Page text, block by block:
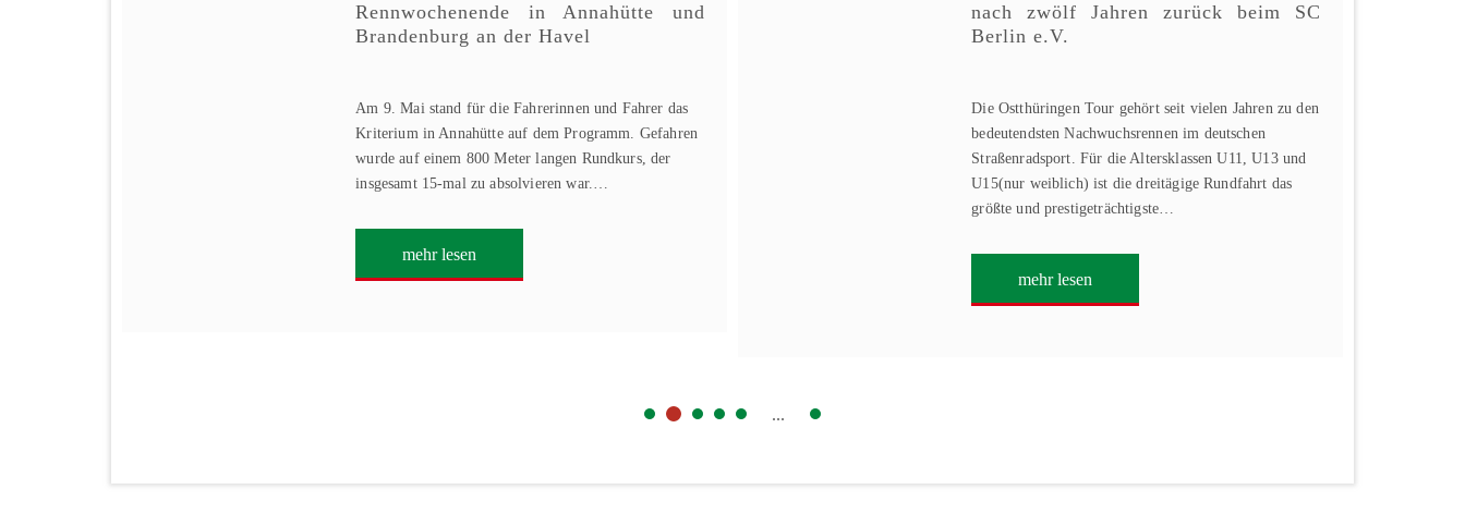
Rennwochenende in Annahütte und
Brandenburg an der Havel
Am 9. Mai stand für die Fahrerinnen und Fahrer das
Kriterium in Annahütte auf dem Programm. Gefahren
wurde auf einem 800 Meter langen Rundkurs, der
insgesamt 15-mal zu absolvieren war.…
mehr lesen
nach zwölf Jahren zurück beim SC
Berlin e.V.
Die Ostthüringen Tour gehört seit vielen Jahren zu den
bedeutendsten Nachwuchsrennen im deutschen
Straßenradsport. Für die Altersklassen U11, U13 und
U15(nur weiblich) ist die dreitägige Rundfahrt das
größte und prestigeträchtigste…
mehr lesen
...